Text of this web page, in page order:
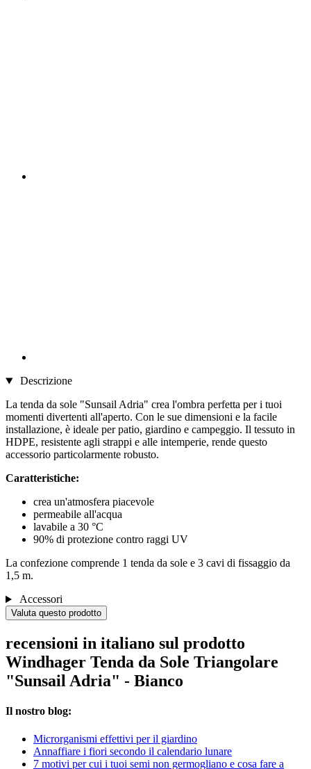
Descrizione
La tenda da sole "Sunsail Adria" crea l'ombra perfetta per i tuoi
momenti divertenti all'aperto. Con le sue dimensioni e la facile
installazione, è ideale per patio, giardino e campeggio. Il tessuto in
HDPE, resistente agli strappi e alle intemperie, rende questo
accessorio particolarmente robusto.
Caratteristiche:
crea un'atmosfera piacevole
permeabile all'acqua
lavabile a 30 °C
90% di protezione contro raggi UV
La confezione comprende 1 tenda da sole e 3 cavi di fissaggio da
1,5 m.
Accessori
Valuta questo prodotto
recensioni in italiano sul prodotto
Windhager Tenda da Sole Triangolare
"Sunsail Adria" - Bianco
Il nostro blog:
Microrganismi effettivi per il giardino
Annaffiare i fiori secondo il calendario lunare
7 motivi per cui i tuoi semi non germogliano e cosa fare a